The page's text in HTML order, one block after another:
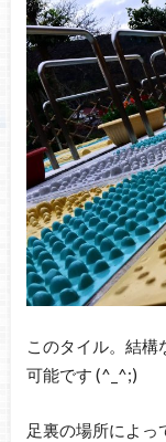
このタイル。結
可能です (^_^;)
足裏の場所によっ